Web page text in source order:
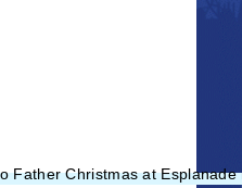
Christmas at